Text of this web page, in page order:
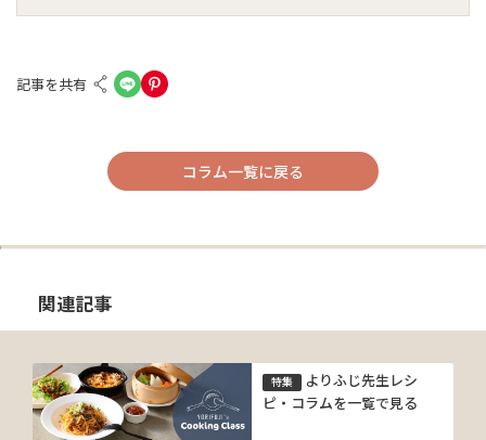
記事を共有
コラム一覧に戻る
関連記事
特集
よりふじ先生レシ
ピ・コラムを一覧で見る